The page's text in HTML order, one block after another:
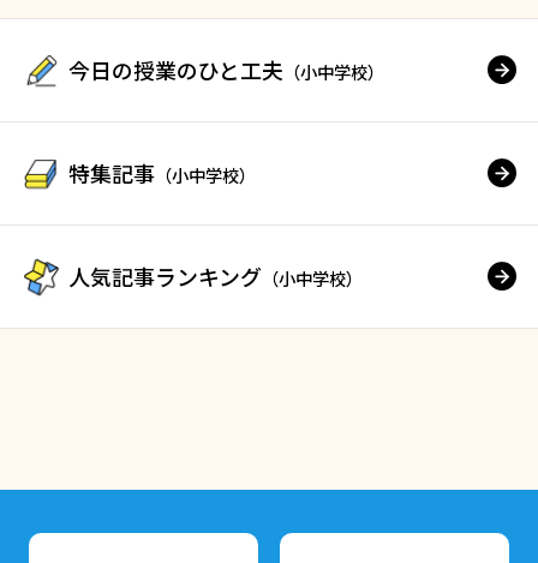
今日の授業のひと工夫 （小中学校）
特集記事 （小中学校）
人気記事ランキング （小中学校）